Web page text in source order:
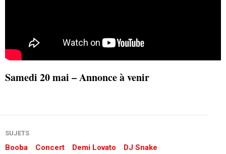
Samedi 20 mai – Annonce à venir
SUJETS
Booba Concert Demi Lovato
DJ Snake